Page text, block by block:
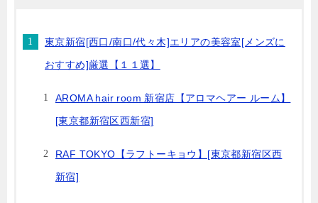
東京新宿[西口/南口/代々木]エリアの美容室[メンズに
おすすめ]厳選【１１選】
AROMA hair room 新宿店【アロマヘアー ルーム】
[東京都新宿区西新宿]
RAF TOKYO【ラフトーキョウ】[東京都新宿区西
新宿]